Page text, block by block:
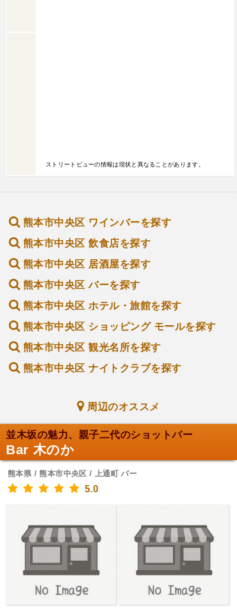
ストリートビューの情報は現状と異なることがあります。
熊本市中央区 ワインバーを探す
熊本市中央区 飲食店を探す
熊本市中央区 居酒屋を探す
熊本市中央区 バーを探す
熊本市中央区 ホテル・旅館を探す
熊本市中央区 ショッピング モールを探す
熊本市中央区 観光名所を探す
熊本市中央区 ナイトクラブを探す
周辺のオススメ
並木坂の魅力、親子二代のショットバー
Bar 木のか
熊本県 / 熊本市中央区 / 上通町 バー
5.0